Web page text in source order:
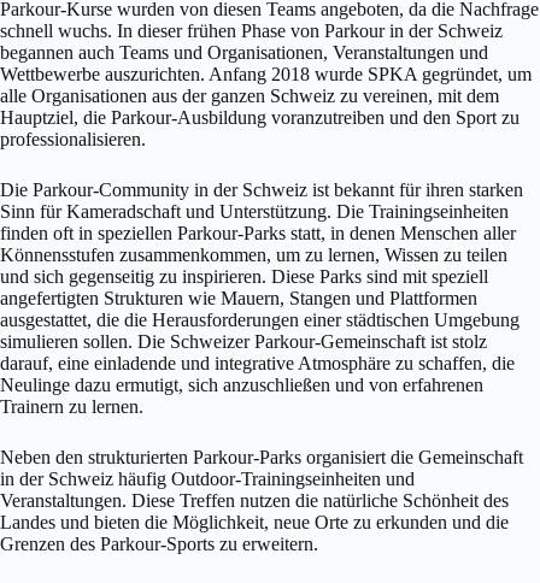
Parkour-Kurse wurden von diesen Teams angeboten, da die Nachfrage
schnell wuchs. In dieser frühen Phase von Parkour in der Schweiz
begannen auch Teams und Organisationen, Veranstaltungen und
Wettbewerbe auszurichten. Anfang 2018 wurde SPKA gegründet, um
alle Organisationen aus der ganzen Schweiz zu vereinen, mit dem
Hauptziel, die Parkour-Ausbildung voranzutreiben und den Sport zu
professionalisieren.
Die Parkour-Community in der Schweiz ist bekannt für ihren starken
Sinn für Kameradschaft und Unterstützung. Die Trainingseinheiten
finden oft in speziellen Parkour-Parks statt, in denen Menschen aller
Könnensstufen zusammenkommen, um zu lernen, Wissen zu teilen
und sich gegenseitig zu inspirieren. Diese Parks sind mit speziell
angefertigten Strukturen wie Mauern, Stangen und Plattformen
ausgestattet, die die Herausforderungen einer städtischen Umgebung
simulieren sollen. Die Schweizer Parkour-Gemeinschaft ist stolz
darauf, eine einladende und integrative Atmosphäre zu schaffen, die
Neulinge dazu ermutigt, sich anzuschließen und von erfahrenen
Trainern zu lernen.
Neben den strukturierten Parkour-Parks organisiert die Gemeinschaft
in der Schweiz häufig Outdoor-Trainingseinheiten und
Veranstaltungen. Diese Treffen nutzen die natürliche Schönheit des
Landes und bieten die Möglichkeit, neue Orte zu erkunden und die
Grenzen des Parkour-Sports zu erweitern.